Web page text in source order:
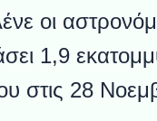
οι
1,9
στις 28